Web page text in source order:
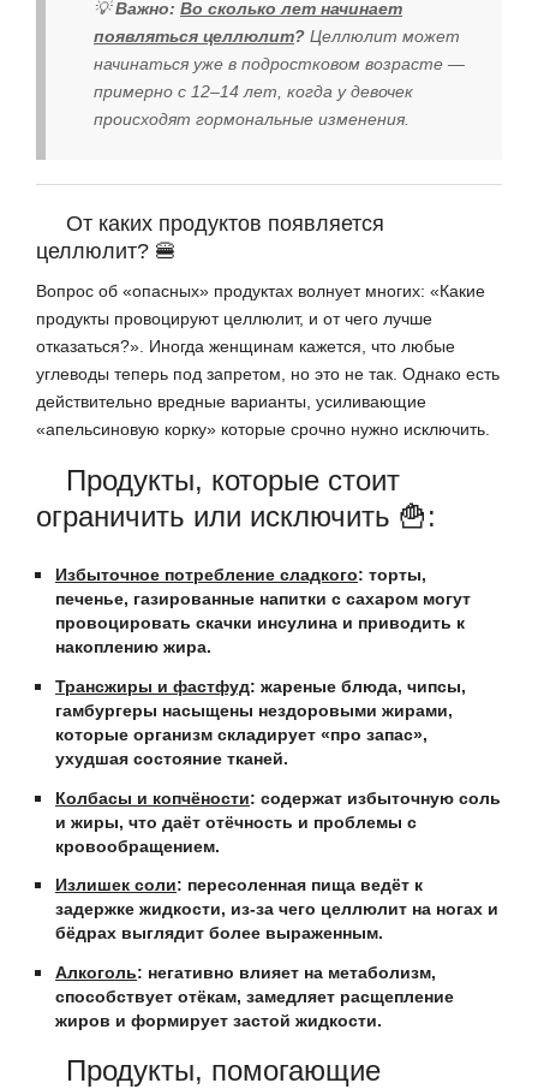
💡Важно: Во сколько лет начинает
появляться целлюлит? Целлюлит может
начинаться уже в подростковом возрасте —
примерно с 12–14 лет, когда у девочек
происходят гормональные изменения.
От каких продуктов появляется
целлюлит? 🍔
Вопрос об «опасных» продуктах волнует многих: «Какие
продукты провоцируют целлюлит, и от чего лучше
отказаться?». Иногда женщинам кажется, что любые
углеводы теперь под запретом, но это не так. Однако есть
действительно вредные варианты, усиливающие
«апельсиновую корку» которые срочно нужно исключить.
Продукты, которые стоит
ограничить или исключить 🍟:
Избыточное потребление сладкого: торты,
печенье, газированные напитки с сахаром могут
провоцировать скачки инсулина и приводить к
накоплению жира.
Трансжиры и фастфуд: жареные блюда, чипсы,
гамбургеры насыщены нездоровыми жирами,
которые организм складирует «про запас»,
ухудшая состояние тканей.
Колбасы и копчёности: содержат избыточную соль
и жиры, что даёт отёчность и проблемы с
кровообращением.
Излишек соли: пересоленная пища ведёт к
задержке жидкости, из-за чего целлюлит на ногах и
бёдрах выглядит более выраженным.
Алкоголь: негативно влияет на метаболизм,
способствует отёкам, замедляет расщепление
жиров и формирует застой жидкости.
Продукты, помогающие